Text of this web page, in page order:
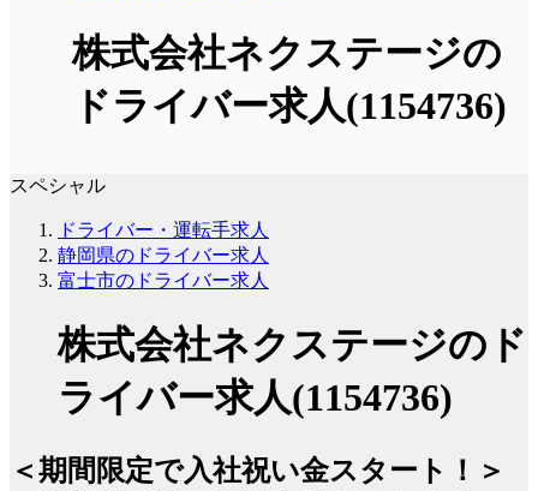
株式会社ネクステージの
ドライバー求人(1154736)
スペシャル
ドライバー・運転手求人
静岡県のドライバー求人
富士市のドライバー求人
株式会社ネクステージのド
ライバー求人(1154736)
＜期間限定で入社祝い金スタート！＞